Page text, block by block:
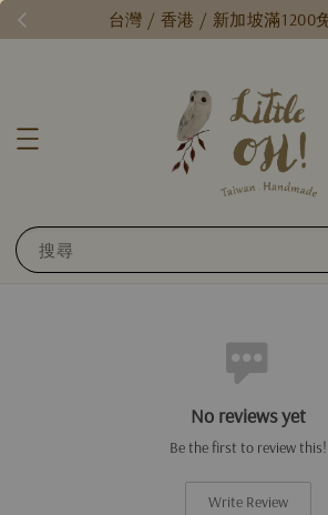
台灣 / 香港 / 新加坡滿1200
搜尋
No reviews yet
Be the first to review this!
Write Review